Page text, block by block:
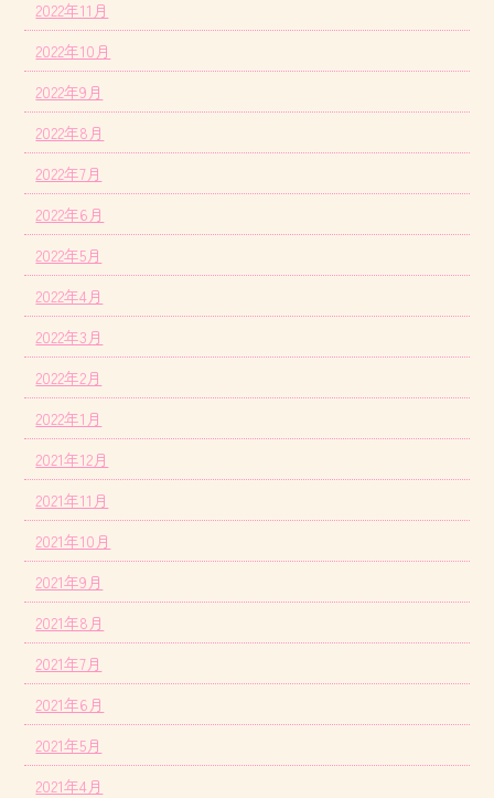
2022年11月
2022年10月
2022年9月
2022年8月
2022年7月
2022年6月
2022年5月
2022年4月
2022年3月
2022年2月
2022年1月
2021年12月
2021年11月
2021年10月
2021年9月
2021年8月
2021年7月
2021年6月
2021年5月
2021年4月